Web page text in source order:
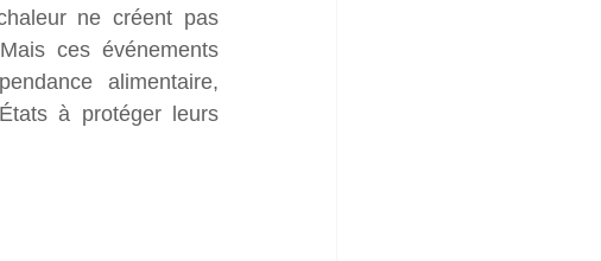
ne créent pas
ces événements
alimentaire,
à protéger leurs